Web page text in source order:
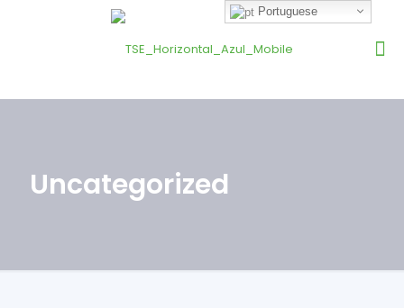
Uncategorized
Portuguese